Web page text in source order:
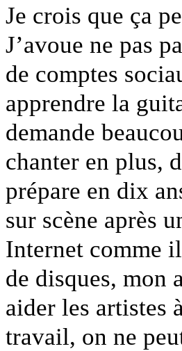
Je crois que ça
J’avoue ne pas
de comptes
apprendre la
demande
chanter en plus,
prépare en dix
sur scène après
Internet comme
de disques, mon
aider les artistes
travail, on ne